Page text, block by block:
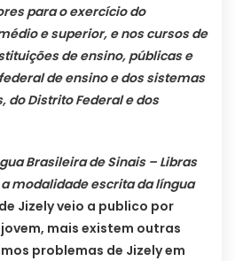
para o exercício do
e superior, e nos cursos de
de ensino, públicas e
de ensino e dos sistemas
do Distrito Federal e dos
Brasileira de Sinais – Libras
modalidade escrita da língua
Jizely veio a publico por
mais existem outras
problemas de Jizely em